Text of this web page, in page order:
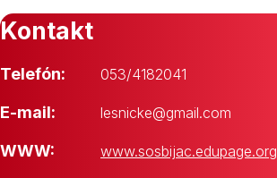
Kontakt
Telefón: 053/4182041
E-mail: lesnicke@gmail.com
WWW: www.sosbijac.edupage.org